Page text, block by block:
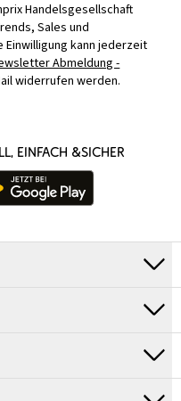
Handelsgesellschaft
Sales und
kann jederzeit
Abmeldung -
widerrufen werden.
EINFACH &SICHER